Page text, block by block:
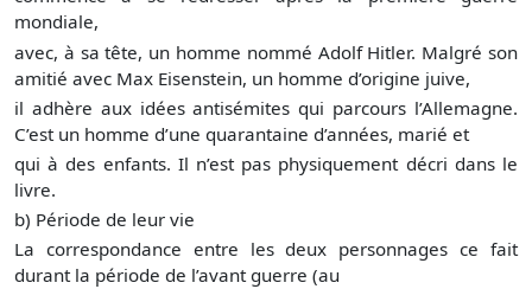
mondiale,
avec, à sa tête, un homme nommé Adolf Hitler. Malgré son
amitié avec Max Eisenstein, un homme d’origine juive,
il adhère aux idées antisémites qui parcours l’Allemagne.
C’est un homme d’une quarantaine d’années, marié et
qui à des enfants. Il n’est pas physiquement décri dans le
livre.
b) Période de leur vie
La correspondance entre les deux personnages ce fait
durant la période de l’avant guerre (au